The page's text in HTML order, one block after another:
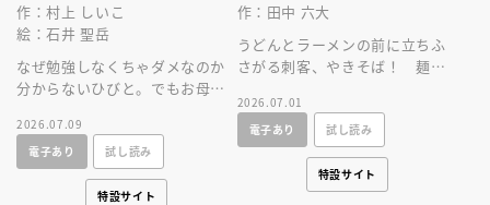
作：村上 しいこ
絵：石井 聖岳
なぜ勉強しなくちゃダメなのか
分からないひびと。でもお母さ
ると言い出して、あることを思
いつきます。
2026.07.09
電子あり
試し読み
特設サイト
作：田中 六大
うどんとラーメンの前に立ちふ
さがる刺客、やきそば！ 麺類
だ！？ 伝説の麺絵本、１０年
ぶりの最新作！
2026.07.01
電子あり
試し読み
特設サイト